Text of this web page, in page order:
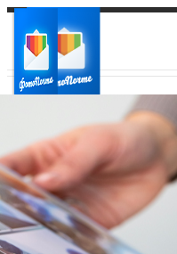
Ваш город:
Ваш регион доставки
Выберите из списка: